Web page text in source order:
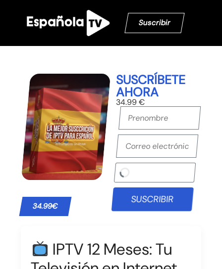
Suscribir
34.99€
SUSCRÍBETE
AHORA
34.99 €
SUSCRIBIR
IPTV 12 Meses: Tu